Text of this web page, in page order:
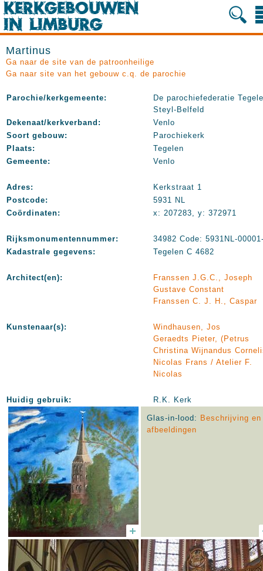
Martinus
Ga naar de site van de patroonheilige
Ga naar site van het gebouw c.q. de parochie
Parochie/kerkgemeente:
De parochiefederatie
Steyl-Belfeld
Dekenaat/kerkverband:
Venlo
Soort gebouw:
Parochiekerk
Plaats:
Tegelen
Gemeente:
Venlo
Adres:
Kerkstraat 1
Postcode:
5931 NL
Coördinaten:
x: 207283, y: 372971
Rijksmonumentennummer:
34982 Code: 5931NL-
Kadastrale gegevens:
Tegelen C 4682
Architect(en):
Franssen J.G.C., Joseph
Gustave Constant
Franssen C. J. H., Caspar
Kunstenaar(s):
Windhausen, Jos
Geraedts Pieter, (Petrus
Christina Wijnandus
Nicolas Frans / Atelier F.
Nicolas
Huidig gebruik: R.K. Kerk
Glas-in-lood: Beschrijving en
afbeeldingen